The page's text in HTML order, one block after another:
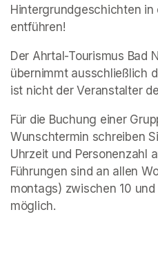
Hintergrundgeschichten
entführen!
Der Ahrtal-Tourismus Bad
übernimmt ausschließlich
ist nicht der Veranstalter
Für die Buchung einer
Wunschtermin schreiben
Uhrzeit und Personenzahl
Führungen sind an allen
montags) zwischen 10
möglich.